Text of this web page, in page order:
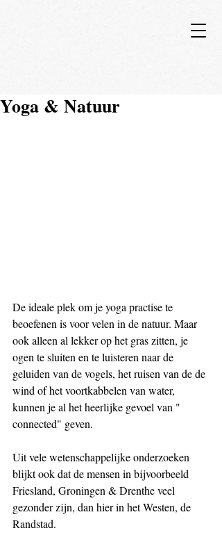
Yoga & Natuur
De ideale plek om je yoga practise te
beoefenen is voor velen in de natuur. Maar
ook alleen al lekker op het gras zitten, je
ogen te sluiten en te luisteren naar de
geluiden van de vogels, het ruisen van de de
wind of het voortkabbelen van water,
kunnen je al het heerlijke gevoel van "
connected" geven.
Uit vele wetenschappelijke onderzoeken
blijkt ook dat de mensen in bijvoorbeeld
Friesland, Groningen & Drenthe veel
gezonder zijn, dan hier in het Westen, de
Randstad.